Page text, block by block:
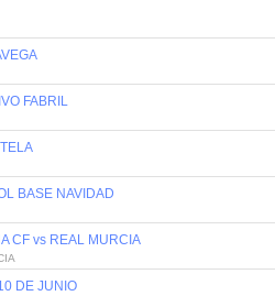
FABRIL
BASE NAVIDAD
CF vs REAL MURCIA
DE JUNIO